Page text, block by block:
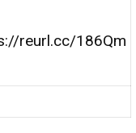
reurl.cc/186Qm